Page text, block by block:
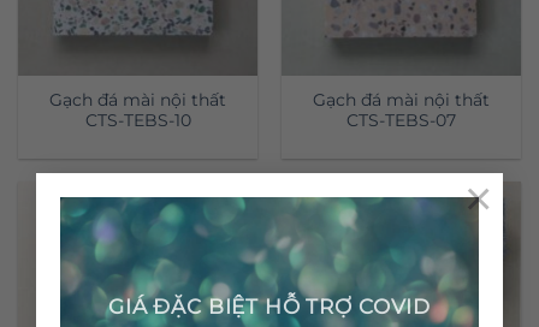
GIÁ ĐẶC BIỆT HỖ TRỢ COVID
×
Gạch đá mài nội thất
CTS-TEBS-10
Gạch đá mài nội thất
CTS-TEBS-07